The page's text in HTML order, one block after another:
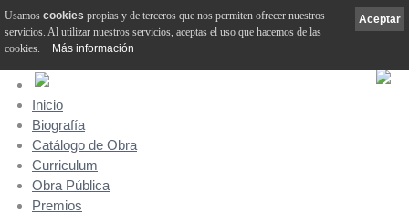
Inicio
Biografía
Catálogo de Obra
Curriculum
Obra Pública
Premios
Aceptar
Usamos cookies propias y de terceros que nos permiten ofrecer nuestros
servicios. Al utilizar nuestros servicios, aceptas el uso que hacemos de las
cookies.
Más información